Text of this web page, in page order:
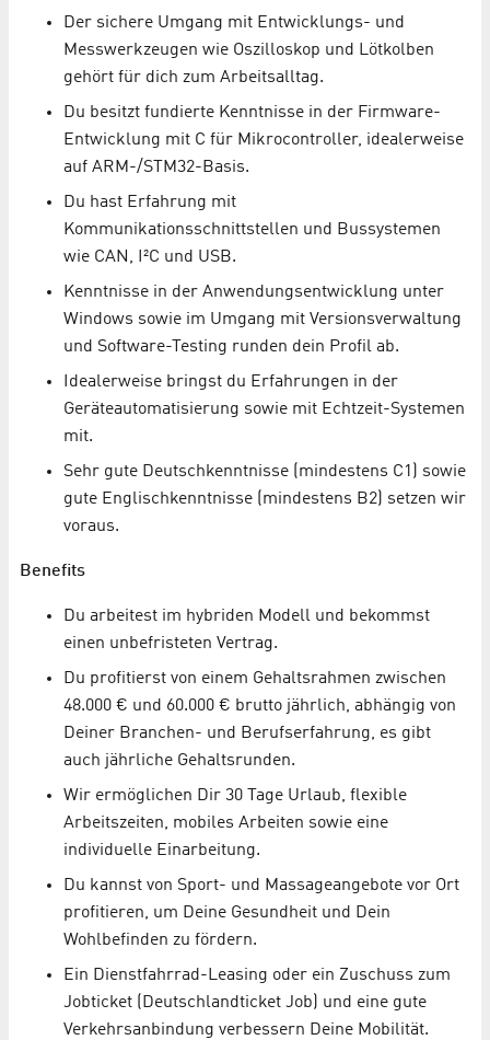
Der sichere Umgang mit Entwicklungs- und
Messwerkzeugen wie Oszilloskop und Lötkolben
gehört für dich zum Arbeitsalltag.
Du besitzt fundierte Kenntnisse in der Firmware-
Entwicklung mit C für Mikrocontroller, idealerweise
auf ARM-/STM32-Basis.
Du hast Erfahrung mit
Kommunikationsschnittstellen und Bussystemen
wie CAN, I²C und USB.
Kenntnisse in der Anwendungsentwicklung unter
Windows sowie im Umgang mit Versionsverwaltung
und Software-Testing runden dein Profil ab.
Idealerweise bringst du Erfahrungen in der
Geräteautomatisierung sowie mit Echtzeit-Systemen
mit.
Sehr gute Deutschkenntnisse (mindestens C1) sowie
gute Englischkenntnisse (mindestens B2) setzen wir
voraus.
Benefits
Du arbeitest im hybriden Modell und bekommst
einen unbefristeten Vertrag.
Du profitierst von einem Gehaltsrahmen zwischen
48.000 € und 60.000 € brutto jährlich, abhängig von
Deiner Branchen- und Berufserfahrung, es gibt
auch jährliche Gehaltsrunden.
Wir ermöglichen Dir 30 Tage Urlaub, flexible
Arbeitszeiten, mobiles Arbeiten sowie eine
individuelle Einarbeitung.
Du kannst von Sport- und Massageangebote vor Ort
profitieren, um Deine Gesundheit und Dein
Wohlbefinden zu fördern.
Ein Dienstfahrrad-Leasing oder ein Zuschuss zum
Jobticket (Deutschlandticket Job) und eine gute
Verkehrsanbindung verbessern Deine Mobilität.